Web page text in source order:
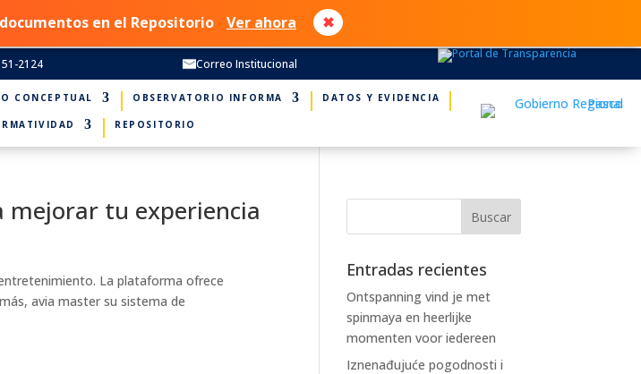
2124 Correo Institucional
CONCEPTUAL OBSERVATORIO INFORMA DATOS Y EVIDENCIA
REPOSITORIO
mejorar tu experiencia
La plataforma ofrece
avia master su sistema de
Entradas recientes
Ontspanning vind je met
spinmaya en heerlijke
momenten voor iedereen
Iznenađujuće pogodnosti i
en el Repositorio Ver ahora ✖